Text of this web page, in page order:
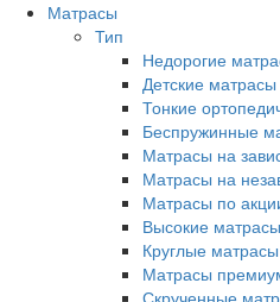
Матрасы
Тип
Недорогие
Детские матрасы
Тонкие
Беспружинные
Матрасы на
Матрасы на
Матрасы по
Высокие матрасы
Круглые матрасы
Матрасы
Скрученные